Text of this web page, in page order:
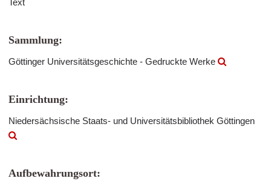
Text
Sammlung:
Göttinger Universitätsgeschichte - Gedruckte Werke
Einrichtung:
Niedersächsische Staats- und Universitätsbibliothek Göttingen
Aufbewahrungsort: